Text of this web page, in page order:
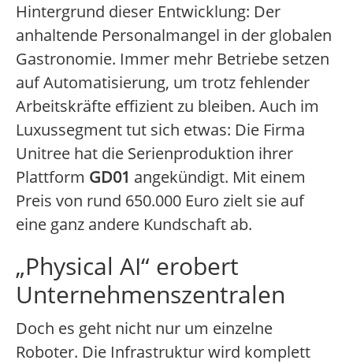
Hintergrund dieser Entwicklung: Der
anhaltende Personalmangel in der globalen
Gastronomie. Immer mehr Betriebe setzen
auf Automatisierung, um trotz fehlender
Arbeitskräfte effizient zu bleiben. Auch im
Luxussegment tut sich etwas: Die Firma
Unitree hat die Serienproduktion ihrer
Plattform GD01 angekündigt. Mit einem
Preis von rund 650.000 Euro zielt sie auf
eine ganz andere Kundschaft ab.
„Physical AI“ erobert
Unternehmenszentralen
Doch es geht nicht nur um einzelne
Roboter. Die Infrastruktur wird komplett